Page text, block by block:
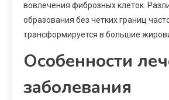
вовлечения фиброзных клеток.
образования без четких границ
трансформируется в большие
Особенности
заболевания